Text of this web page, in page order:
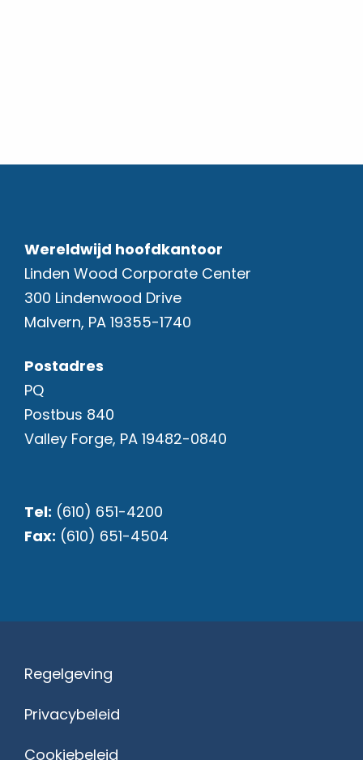
Wereldwijd hoofdkantoor
Linden Wood Corporate Center
300 Lindenwood Drive
Malvern, PA 19355-1740
Postadres
PQ
Postbus 840
Valley Forge, PA 19482-0840
Tel: (610) 651-4200
Fax: (610) 651-4504
Regelgeving
Privacybeleid
Cookiebeleid